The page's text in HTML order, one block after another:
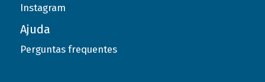
Instagram
Ajuda
Perguntas frequentes